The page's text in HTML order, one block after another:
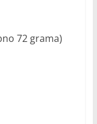
72 grama)